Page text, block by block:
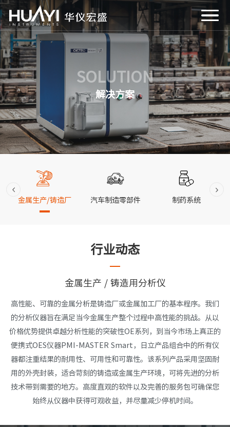
SOLUTION
解决方案
金属生产/铸造厂 汽车制造零部件 制药系统
行业动态
金属生产 / 铸造用分析仪
高性能、可靠的金属分析是铸造厂或金属加工厂的基本程序。我们
的分析仪器旨在满足当今金属生产整个过程中高性能的挑战。从以
价格优势提供卓越分析性能的突破性OE系列，到当今市场上真正的
便携式OES仪器PMI-MASTER Smart，日立产品组合中的所有仪
器都注重结果的耐用性、可用性和可靠性。该系列产品采用坚固耐
用的外壳封装，适合苛刻的铸造或金属生产环境，可将先进的分析
技术带到需要的地方。高度直观的软件以及完善的服务包可确保您
始终从仪器中获得可观收益，并尽量减少停机时间。